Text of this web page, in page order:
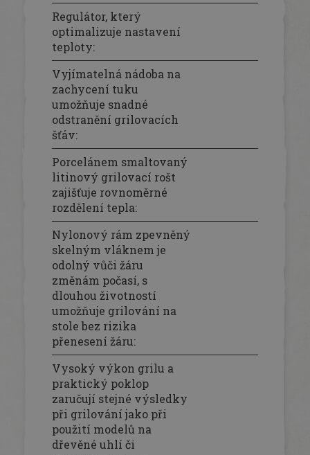
Regulátor, který
optimalizuje nastavení
teploty:
Vyjímatelná nádoba na
zachycení tuku
umožňuje snadné
odstranění grilovacích
šťáv:
Porcelánem smaltovaný
litinový grilovací rošt
zajišťuje rovnoměrné
rozdělení tepla:
Nylonový rám zpevněný
skelným vláknem je
odolný vůči žáru
změnám počasí, s
dlouhou životností
umožňuje grilování na
stole bez rizika
přenesení žáru:
Vysoký výkon grilu a
praktický poklop
zaručují stejné výsledky
při grilování jako při
použití modelů na
dřevěné uhlí či